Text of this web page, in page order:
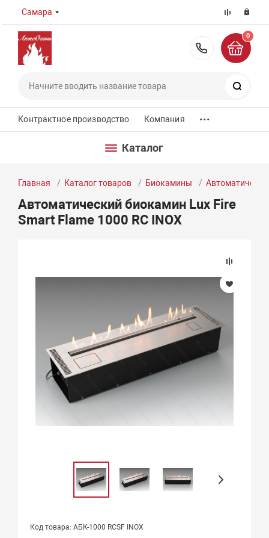
Самара
8 (800)
0
Контрактное производство Компания ...
Каталог
Главная Каталог товаров Биокамины
Автоматический биокамин Lux Fire
Smart Flame 1000 RC INOX
Код товара: АБК-1000 RCSF INOX